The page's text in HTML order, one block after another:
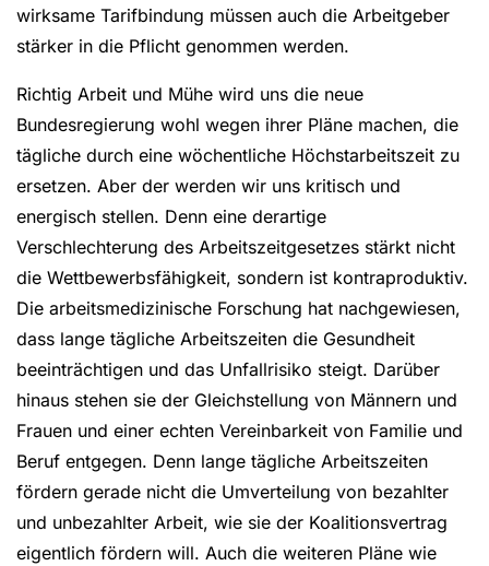
wirksame Tarifbindung müssen auch die Arbeitgeber
stärker in die Pflicht genommen werden.
Richtig Arbeit und Mühe wird uns die neue
Bundesregierung wohl wegen ihrer Pläne machen, die
tägliche durch eine wöchentliche Höchstarbeitszeit zu
ersetzen. Aber der werden wir uns kritisch und
energisch stellen. Denn eine derartige
Verschlechterung des Arbeitszeitgesetzes stärkt nicht
die Wettbewerbsfähigkeit, sondern ist kontraproduktiv.
Die arbeitsmedizinische Forschung hat nachgewiesen,
dass lange tägliche Arbeitszeiten die Gesundheit
beeinträchtigen und das Unfallrisiko steigt. Darüber
hinaus stehen sie der Gleichstellung von Männern und
Frauen und einer echten Vereinbarkeit von Familie und
Beruf entgegen. Denn lange tägliche Arbeitszeiten
fördern gerade nicht die Umverteilung von bezahlter
und unbezahlter Arbeit, wie sie der Koalitionsvertrag
eigentlich fördern will. Auch die weiteren Pläne wie